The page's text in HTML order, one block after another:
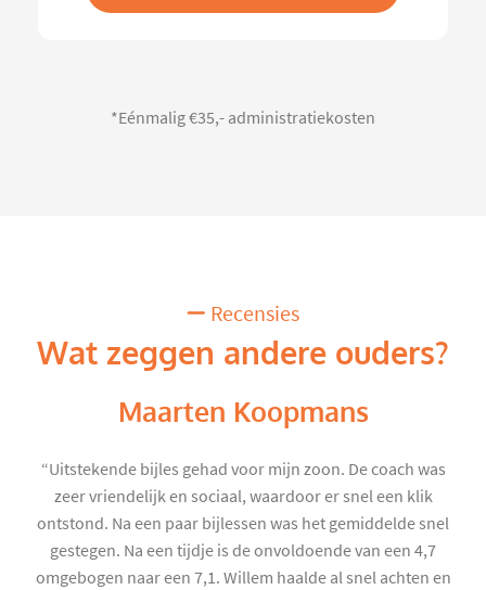
*Eénmalig €35,- administratiekosten
Recensies
Wat zeggen andere ouders?
Maarten Koopmans
“Uitstekende bijles gehad voor mijn zoon. De coach was
zeer vriendelijk en sociaal, waardoor er snel een klik
ontstond. Na een paar bijlessen was het gemiddelde snel
gestegen. Na een tijdje is de onvoldoende van een 4,7
omgebogen naar een 7,1. Willem haalde al snel achten en